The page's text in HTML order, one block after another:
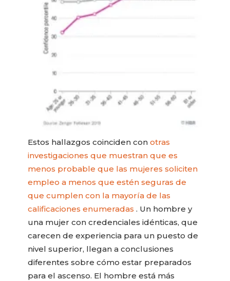
Estos hallazgos coinciden conotras
investigaciones que muestran que es
menos probable que las mujeres soliciten
empleo a menos que estén seguras de
que cumplen con la mayoría de las
calificaciones enumeradas . Un hombre y
una mujer con credenciales idénticas, que
carecen de experiencia para un puesto de
nivel superior, llegan a conclusiones
diferentes sobre cómo estar preparados
para el ascenso. El hombre está más